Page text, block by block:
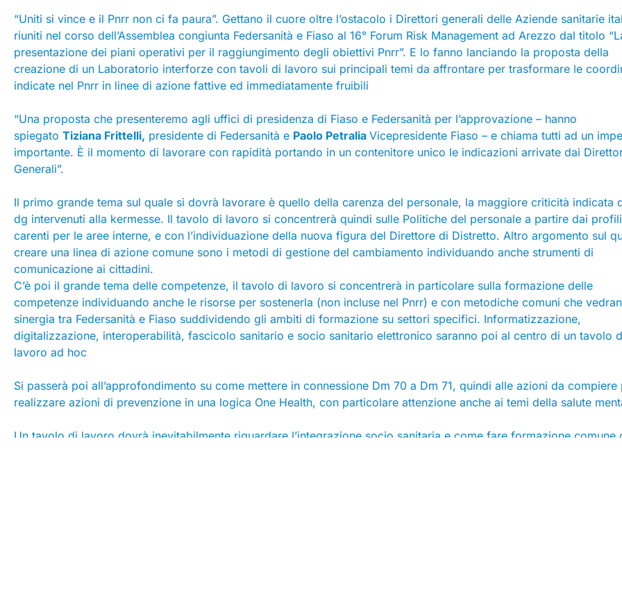
“Uniti si vince e il Pnrr non ci fa paura”. Gettano il cuore oltre l’ostacolo i Direttori generali delle Aziende sanitarie
riuniti nel corso dell’Assemblea congiunta Federsanità e Fiaso al 16° Forum Risk Management ad Arezzo dal titolo
presentazione dei piani operativi per il raggiungimento degli obiettivi Pnrr”. E lo fanno lanciando la proposta della
creazione di un Laboratorio interforze con tavoli di lavoro sui principali temi da affrontare per trasformare le
indicate nel Pnrr in linee di azione fattive ed immediatamente fruibili
“Una proposta che presenteremo agli uffici di presidenza di Fiaso e Federsanità per l’approvazione – hanno
spiegato Tiziana Frittelli, presidente di Federsanità e Paolo Petralia Vicepresidente Fiaso – e chiama tutti ad un
importante. È il momento di lavorare con rapidità portando in un contenitore unico le indicazioni arrivate dai
Generali”.
Il primo grande tema sul quale si dovrà lavorare è quello della carenza del personale, la maggiore criticità indicata
dg intervenuti alla kermesse. Il tavolo di lavoro si concentrerà quindi sulle Politiche del personale a partire dai profili
carenti per le aree interne, e con l’individuazione della nuova figura del Direttore di Distretto. Altro argomento sul
creare una linea di azione comune sono i metodi di gestione del cambiamento individuando anche strumenti di
comunicazione ai cittadini.
C’è poi il grande tema delle competenze, il tavolo di lavoro si concentrerà in particolare sulla formazione delle
competenze individuando anche le risorse per sostenerla (non incluse nel Pnrr) e con metodiche comuni che
sinergia tra Federsanità e Fiaso suddividendo gli ambiti di formazione su settori specifici. Informatizzazione,
digitalizzazione, interoperabilità, fascicolo sanitario e socio sanitario elettronico saranno poi al centro di un tavolo
lavoro ad hoc
Si passerà poi all’approfondimento su come mettere in connessione Dm 70 a Dm 71, quindi alle azioni da compiere
realizzare azioni di prevenzione in una logica One Health, con particolare attenzione anche ai temi della salute
Un tavolo di lavoro dovrà inevitabilmente riguardare l’integrazione socio sanitaria e come fare formazione comune